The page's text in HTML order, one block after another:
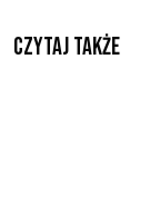
Czytaj także